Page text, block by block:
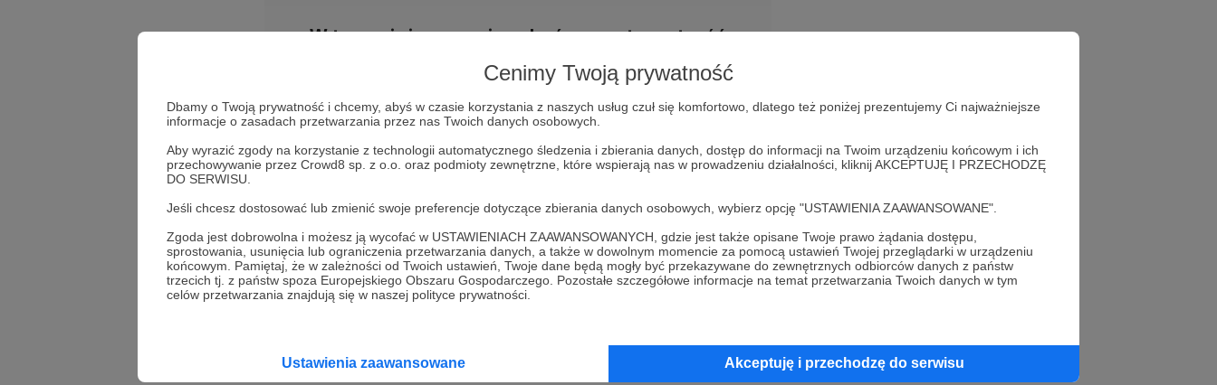
Cenimy Twoją prywatność
Dbamy o Twoją prywatność i chcemy, abyś w czasie korzystania z naszych usług czuł się komfortowo, dlatego też poniżej prezentujemy Ci najważniejsze
informacje o zasadach przetwarzania przez nas Twoich danych osobowych.
Aby wyrazić zgody na korzystanie z technologii automatycznego śledzenia i zbierania danych, dostęp do informacji na Twoim urządzeniu końcowym i ich
przechowywanie przez Crowd8 sp. z o.o. oraz podmioty zewnętrzne, które wspierają nas w prowadzeniu działalności, kliknij AKCEPTUJĘ I PRZECHODZĘ
DO SERWISU.
Jeśli chcesz dostosować lub zmienić swoje preferencje dotyczące zbierania danych osobowych, wybierz opcję "USTAWIENIA ZAAWANSOWANE".
Zgoda jest dobrowolna i możesz ją wycofać w USTAWIENIACH ZAAWANSOWANYCH, gdzie jest także opisane Twoje prawo żądania dostępu,
sprostowania, usunięcia lub ograniczenia przetwarzania danych, a także w dowolnym momencie za pomocą ustawień Twojej przeglądarki w urządzeniu
końcowym. Pamiętaj, że w zależności od Twoich ustawień, Twoje dane będą mogły być przekazywane do zewnętrznych odbiorców danych z państw
trzecich tj. z państw spoza Europejskiego Obszaru Gospodarczego. Pozostałe szczegółowe informacje na temat przetwarzania Twoich danych w tym
celów przetwarzania znajdują się w naszej polityce prywatności.
Ustawienia zaawansowane Akceptuję i przechodzę do serwisu
W tym miejscu powinna być zewnętrzna treść
Aby zobaczyć treść musisz zmienić ustawienia
polityki prywatności
Co możecie poczytać?
Obszerną i szczegółową zapowiedź wyścigu -->https://www.periodistamarta.pl/vive-
la-vuelta-zapowiedz-vuelta-a-espana-2023/
https://www.periodistamarta.pl/la-vuelta-2023-wywiad-z-xabierem-murielem-
biomechanikiem-i-trenerem-w-druzynie-movistar/